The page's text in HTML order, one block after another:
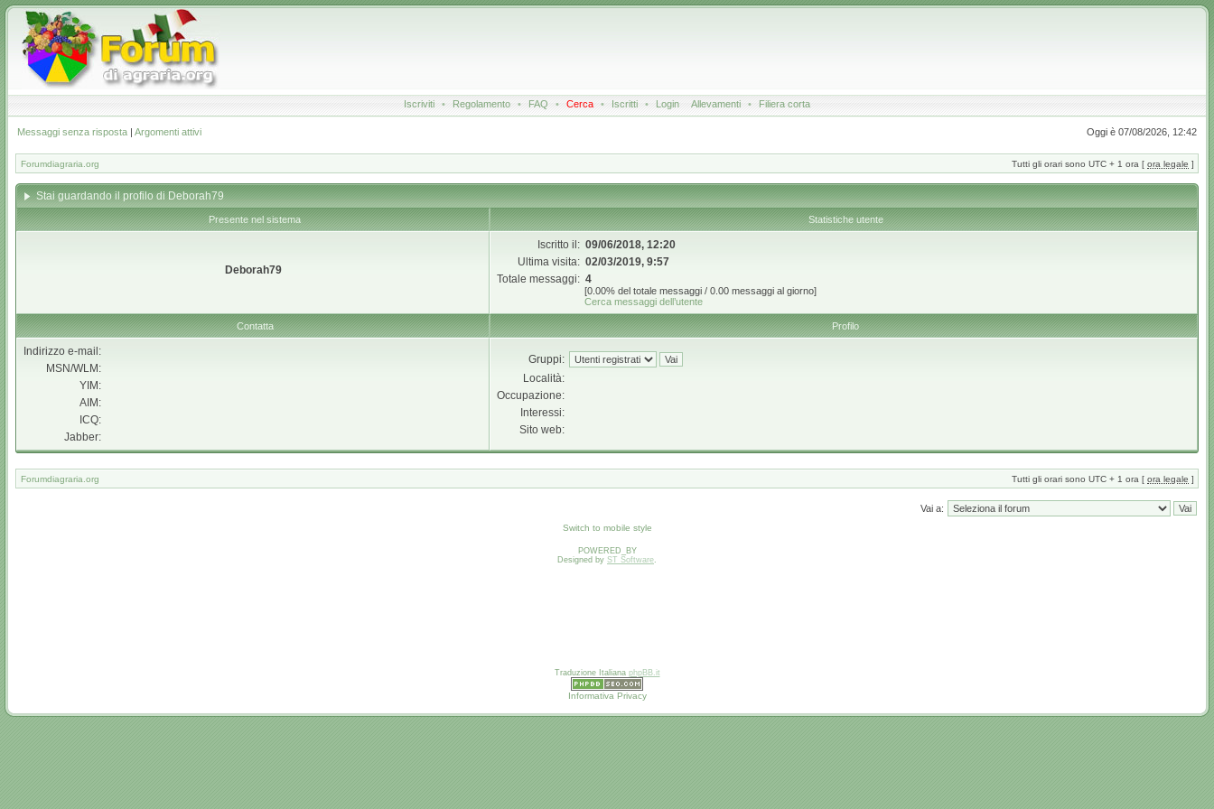
Iscriviti • Regolamento • FAQ • Cerca • Iscritti • Login Allevamenti • Filiera corta
Messaggi senza risposta | Argomenti attivi Oggi è 07/08/2026, 12:42
Forumdiagraria.org Tutti gli orari sono UTC + 1 ora [ ora legale ]
Stai guardando il profilo di Deborah79
Presente nel sistema Statistiche utente
Deborah79
Iscritto il: 09/06/2018, 12:20
Ultima visita: 02/03/2019, 9:57
Totale messaggi: 4
[0.00% del totale messaggi / 0.00 messaggi al giorno]
Cerca messaggi dell’utente
Contatta Profilo
Indirizzo e-mail:
MSN/WLM:
YIM:
AIM:
ICQ:
Jabber:
Gruppi:
Località:
Occupazione:
Interessi:
Sito web:
Forumdiagraria.org Tutti gli orari sono UTC + 1 ora [ ora legale ]
Vai a:
Switch to mobile style
POWERED_BY
Designed by ST Software.
Traduzione Italiana phpBB.it
Informativa Privacy